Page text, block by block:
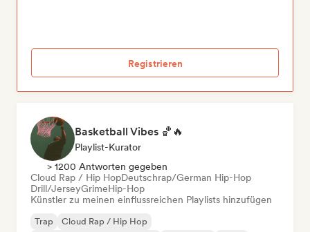
Registrieren
Basketball Vibes 🏀🔥
Playlist-Kurator
> 1200 Antworten gegeben
Cloud Rap / Hip HopDeutschrap/German Hip-Hop
Drill/JerseyGrimeHip-Hop
Künstler zu meinen einflussreichen Playlists hinzufügen
Trap
Cloud Rap / Hip Hop